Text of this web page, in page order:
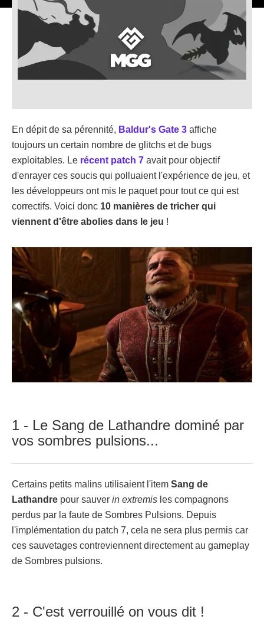
En dépit de sa pérennité, Baldur's Gate 3 affiche
toujours un certain nombre de glitchs et de bugs
exploitables. Le récent patch 7 avait pour objectif
d'enrayer ces soucis qui polluaient l'expérience de jeu, et
les développeurs ont mis le paquet pour tout ce qui est
correctifs. Voici donc 10 manières de tricher qui
viennent d'être abolies dans le jeu !
1 - Le Sang de Lathandre dominé par
vos sombres pulsions...
Certains petits malins utilisaient l'item Sang de
Lathandre pour sauver in extremis les compagnons
perdus par la faute de Sombres Pulsions. Depuis
l'implémentation du patch 7, cela ne sera plus permis car
ces sauvetages contreviennent directement au gameplay
de Sombres pulsions.
2 - C'est verrouillé on vous dit !